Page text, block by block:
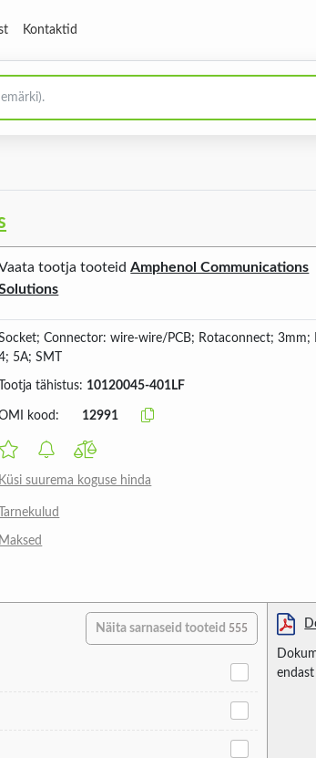
Kontaktid
tootja tooteidAmphenol Communications
Connector: wire-wire/PCB; Rotaconnect; 3mm;
5A; SMT
Tootja tähistus: 10120045-401LF
kood: 12991
Küsi suurema koguse hinda
Tarnekulud
Maksed
Näita sarnaseid tooteid 555